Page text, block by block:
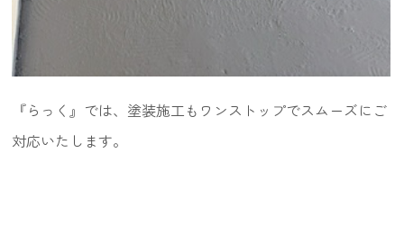
『らっく』では、塗装施工もワンストップでスムーズにご
対応いたします。